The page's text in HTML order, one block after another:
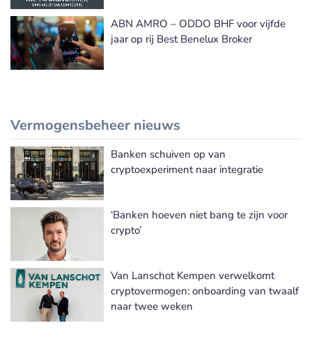
ABN AMRO – ODDO BHF voor vijfde
jaar op rij Best Benelux Broker
Vermogensbeheer nieuws
Meer Vermogensbeheer nieuws
Banken schuiven op van
cryptoexperiment naar integratie
‘Banken hoeven niet bang te zijn voor
crypto’
Van Lanschot Kempen verwelkomt
cryptovermogen: onboarding van twaalf
naar twee weken